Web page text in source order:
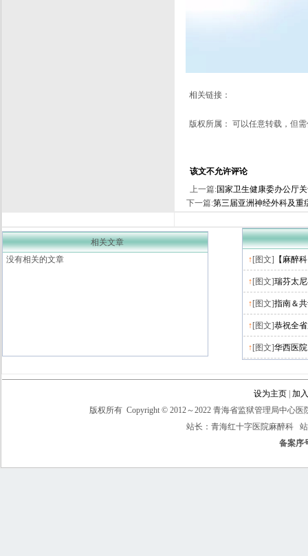
相关链接：
版权所属： 可以任意转载，但
该文不允许评论
上一篇:国家卫生健康委办公厅
下一篇:第三届亚洲神经外科及重
相关文章
没有相关的文章
↑ [图文] 【麻醉
↑ [图文]瑞芬太
↑ [图文]指南＆
↑ [图文]恭祝全
↑ [图文]华西医
设为主页| 加
版权所有 Copyright © 2012～2022 青海省监狱管理局中心
站长：青海红十字医院麻醉科
备案序